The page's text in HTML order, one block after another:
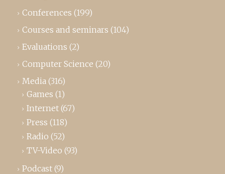
Conferences (199)
Courses and seminars (104)
Evaluations (2)
Computer Science (20)
Media (316)
Games (1)
Internet (67)
Press (118)
Radio (52)
TV-Video (93)
Podcast (9)